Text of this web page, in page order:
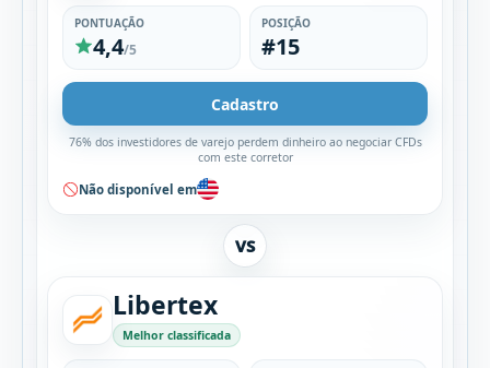
PONTUAÇÃO
4,4/5
POSIÇÃO
#15
Cadastro
76% dos investidores de varejo perdem dinheiro ao negociar CFDs
com este corretor
Não disponível em
VS
Libertex
Melhor classificada